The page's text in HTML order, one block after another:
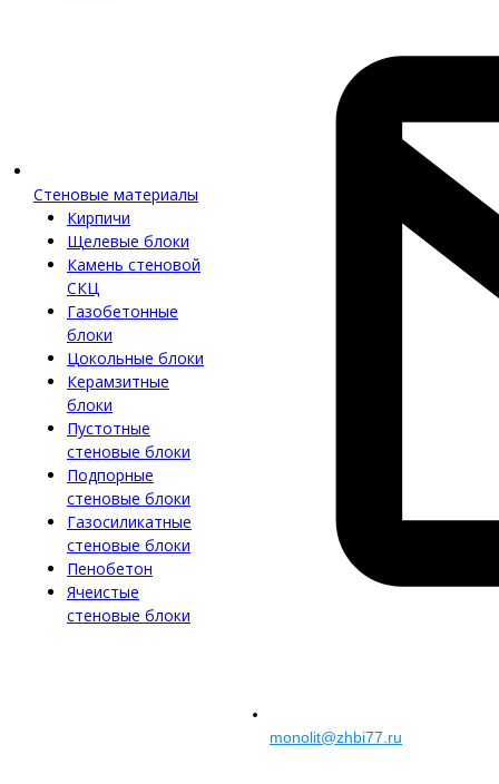
Стеновые материалы
Кирпичи
Щелевые блоки
Камень стеновой
СКЦ
Газобетонные
блоки
Цокольные блоки
Керамзитные
блоки
Пустотные
стеновые блоки
Подпорные
стеновые блоки
Газосиликатные
стеновые блоки
Пенобетон
Ячеистые
стеновые блоки
monolit@zhbi77.ru